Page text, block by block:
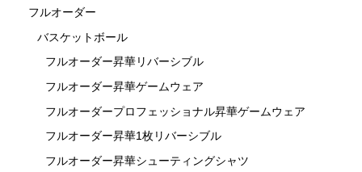
フルオーダー
バスケットボール
フルオーダー昇華リバーシブル
フルオーダー昇華ゲームウェア
フルオーダープロフェッショナル昇華ゲームウェア
フルオーダー昇華1枚リバーシブル
フルオーダー昇華シューティングシャツ